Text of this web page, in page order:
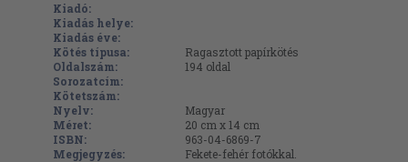
Kiadó:
Kiadás helye:
Kiadás éve:
Kötés típusa:
Ragasztott papírkötés
Oldalszám:
194 oldal
Sorozatcím:
Kötetszám:
Nyelv:
Magyar
Méret:
20 cm x 14 cm
ISBN:
963-04-6869-7
Megjegyzés:
Fekete-fehér fotókkal.